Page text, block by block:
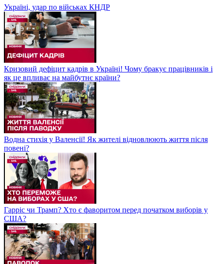
Україні, удар по військах КНДР
Кризовий дефіцит кадрів в Україні! Чому бракує працівників і
як це впливає на майбутнє країни?
Водна стихія у Валенсії! Як жителі відновлюють життя після
повені?
Гарріс чи Трамп? Хто є фаворитом перед початком виборів у
США?